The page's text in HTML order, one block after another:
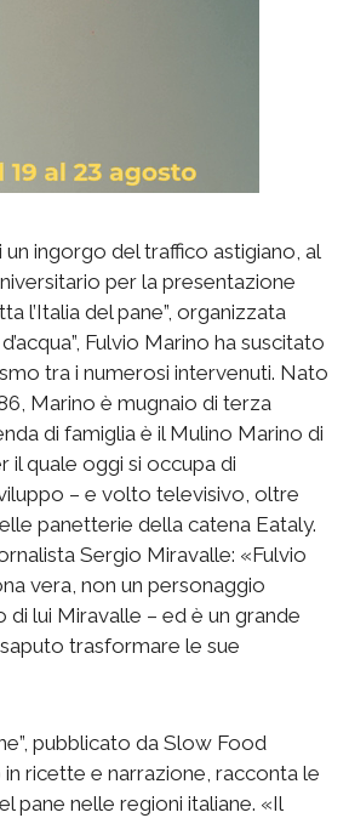
un ingorgo del traffico astigiano, al
per la presentazione
l’Italia del pane”, organizzata
Fulvio Marino ha suscitato
tra i numerosi intervenuti. Nato
Marino è mugnaio di terza
di famiglia è il Mulino Marino di
il quale oggi si occupa di
– e volto televisivo, oltre
panetterie della catena Eataly.
Sergio Miravalle: «Fulvio
vera, non un personaggio
lui Miravalle – ed è un grande
trasformare le sue
pubblicato da Slow Food
ricette e narrazione, racconta le
pane nelle regioni italiane. «Il